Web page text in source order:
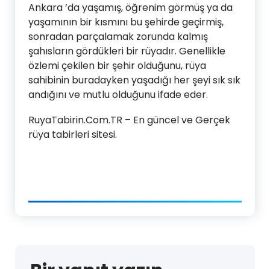
Ankara ’da yaşamış, öğrenim görmüş ya da
yaşamının bir kısmını bu şehirde geçirmiş,
sonradan parçalamak zorunda kalmış
şahısların gördükleri bir rüyadır. Genellikle
özlemi çekilen bir şehir olduğunu, rüya
sahibinin buradayken yaşadığı her şeyi sık sık
andığını ve mutlu olduğunu ifade eder.
RuyaTabirin.Com.TR – En güncel ve Gerçek
rüya tabirleri sitesi.